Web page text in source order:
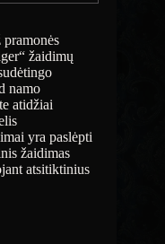
žaidimų
namo
atidžiai
yra paslėpti
žaidimas
atsitiktinius